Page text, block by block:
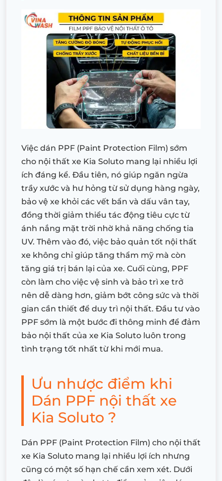
Việc dán PPF (Paint Protection Film) sớm
cho nội thất xe Kia Soluto mang lại nhiều lợi
ích đáng kể. Đầu tiên, nó giúp ngăn ngừa
trầy xước và hư hỏng từ sử dụng hàng ngày,
bảo vệ xe khỏi các vết bẩn và dấu vân tay,
đồng thời giảm thiểu tác động tiêu cực từ
ánh nắng mặt trời nhờ khả năng chống tia
UV. Thêm vào đó, việc bảo quản tốt nội thất
xe không chỉ giúp tăng thẩm mỹ mà còn
tăng giá trị bán lại của xe. Cuối cùng, PPF
còn làm cho việc vệ sinh và bảo trì xe trở
nên dễ dàng hơn, giảm bớt công sức và thời
gian cần thiết để duy trì nội thất. Đầu tư vào
PPF sớm là một bước đi thông minh để đảm
bảo nội thất của xe Kia Soluto luôn trong
tình trạng tốt nhất từ khi mới mua.
Ưu nhược điểm khi
Dán PPF nội thất xe
Kia Soluto ?
Dán PPF (Paint Protection Film) cho nội thất
xe Kia Soluto mang lại nhiều lợi ích nhưng
cũng có một số hạn chế cần xem xét. Dưới